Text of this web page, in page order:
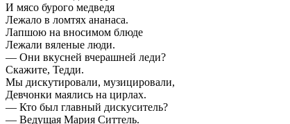
И мясо бурого медведя
Лежало в ломтях ананаса.
Лапшою на вносимом блюде
Лежали вяленые люди.
— Они вкусней вчерашней леди?
Скажите, Тедди.
Мы дискутировали, музицировали,
Девчонки маялись на цирлах.
— Кто был главный дискуситель?
— Ведущая Мария Ситтель.